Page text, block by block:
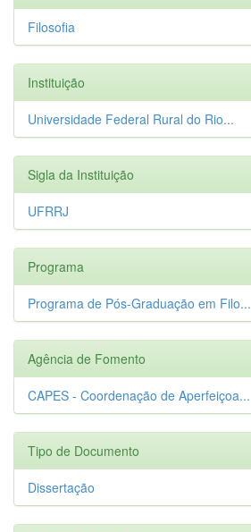
Filosofia
Instituição
Universidade Federal Rural do Rio...
Sigla da Instituição
UFRRJ
Programa
Programa de Pós-Graduação em Filo...
Agência de Fomento
CAPES - Coordenação de Aperfeiçoa...
Tipo de Documento
Dissertação